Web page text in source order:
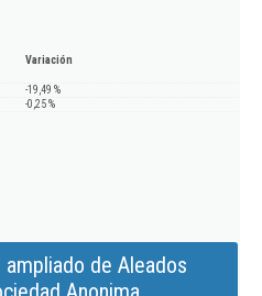
Variación
-19,49 %
-0,25 %
de Aleados